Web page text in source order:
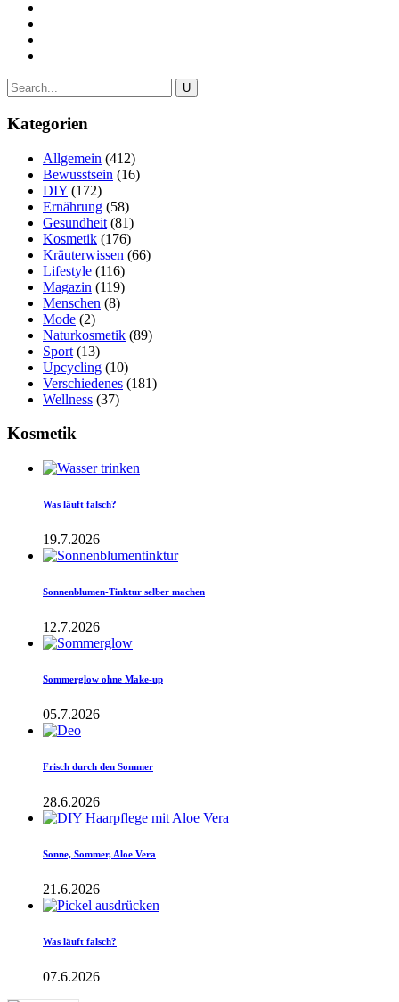
Kategorien
Allgemein (412)
Bewusstsein (16)
DIY (172)
Ernährung (58)
Gesundheit (81)
Kosmetik (176)
Kräuterwissen (66)
Lifestyle (116)
Magazin (119)
Menschen (8)
Mode (2)
Naturkosmetik (89)
Sport (13)
Upcycling (10)
Verschiedenes (181)
Wellness (37)
Kosmetik
Was läuft falsch?
19.7.2026
Sonnenblumen-Tinktur selber machen
12.7.2026
Sommerglow ohne Make-up
05.7.2026
Frisch durch den Sommer
28.6.2026
Sonne, Sommer, Aloe Vera
21.6.2026
Was läuft falsch?
07.6.2026